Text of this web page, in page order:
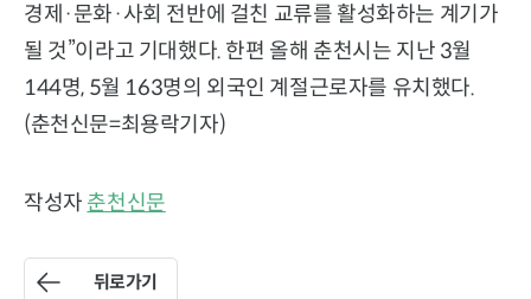
경제·문화·사회 전반에 걸친 교류를 활성화하는 계기가
될 것”이라고 기대했다. 한편 올해 춘천시는 지난 3월
144명, 5월 163명의 외국인 계절근로자를 유치했다.
(춘천신문=최용락기자)
작성자 춘천신문
뒤로가기